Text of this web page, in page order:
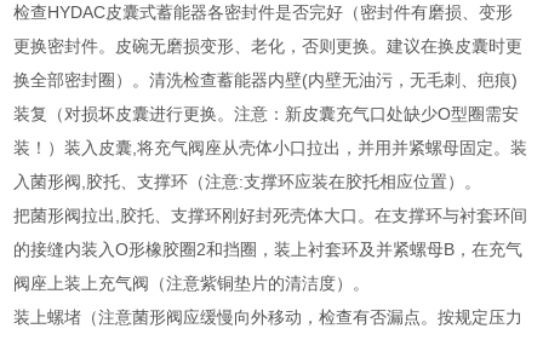
检查HYDAC皮囊式蓄能器各密封件是否完好（密封件有磨损、变形
更换密封件。皮碗无磨损变形、老化，否则更换。建议在换皮囊时更
换全部密封圈）。清洗检查蓄能器内壁(内壁无油污，无毛刺、疤痕)
装复（对损坏皮囊进行更换。注意：新皮囊充气口处缺少O型圈需安
装！）装入皮囊,将充气阀座从壳体小口拉出，并用并紧螺母固定。装
入菌形阀,胶托、支撑环（注意:支撑环应装在胶托相应位置）。
把菌形阀拉出,胶托、支撑环刚好封死壳体大口。在支撑环与衬套环间
的接缝内装入O形橡胶圈2和挡圈，装上衬套环及并紧螺母B，在充气
阀座上装上充气阀（注意紫铜垫片的清洁度）。
装上螺堵（注意菌形阀应缓慢向外移动，检查有否漏点。按规定压力